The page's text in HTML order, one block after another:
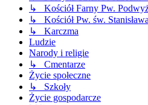
↳ Kościół Farny Pw.
↳ Kościół Pw. św.
↳ Karczma
Ludzie
Narody i religie
↳ Cmentarze
Życie społeczne
↳ Szkoły
Życie gospodarcze